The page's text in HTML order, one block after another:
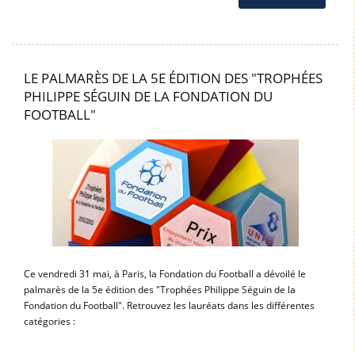
LE PALMARÈS DE LA 5E ÉDITION DES "TROPHÉES
PHILIPPE SÉGUIN DE LA FONDATION DU
FOOTBALL"
Ce vendredi 31 mai, à Paris, la Fondation du Football a dévoilé le
palmarès de la 5e édition des "Trophées Philippe Séguin de la
Fondation du Football". Retrouvez les lauréats dans les différentes
catégories :